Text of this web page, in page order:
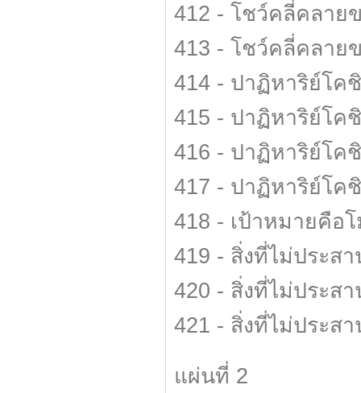
412 - โชว์คลี่คลาย
413 - โชว์คลี่คลาย
414 - ปาฏิหาริย์โค
415 - ปาฏิหาริย์โค
416 - ปาฏิหาริย์โค
417 - ปาฏิหาริย์โค
418 - เป้าหมายคือ
419 - สิ่งที่ไม่ประส
420 - สิ่งที่ไม่ประส
421 - สิ่งที่ไม่ประส
แผ่นที่ 2